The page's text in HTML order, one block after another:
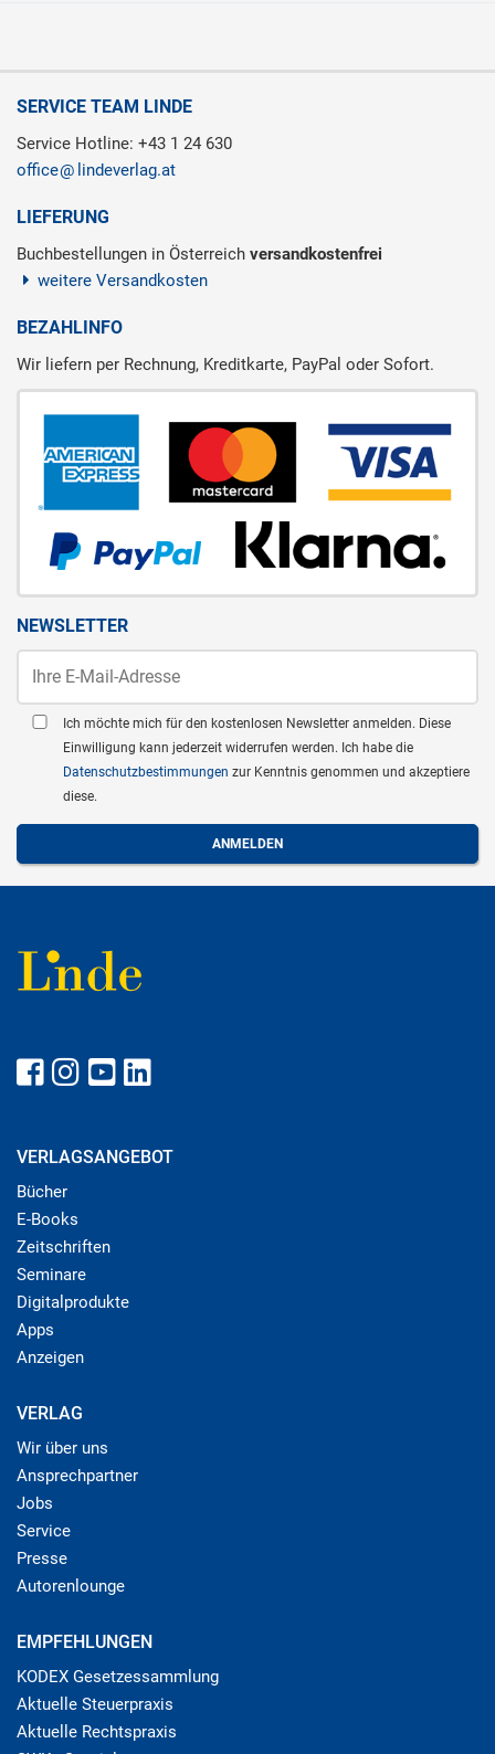
SERVICE TEAM LINDE
Service Hotline: +43 1 24 630
office
lindeverlag.at
LIEFERUNG
Buchbestellungen in Österreich versandkostenfrei
weitere Versandkosten
BEZAHLINFO
Wir liefern per Rechnung, Kreditkarte, PayPal oder Sofort.
NEWSLETTER
Ich möchte mich für den kostenlosen Newsletter anmelden. Diese
Einwilligung kann jederzeit widerrufen werden. Ich habe die
Datenschutzbestimmungen zur Kenntnis genommen und akzeptiere
diese.
VERLAGSANGEBOT
Bücher
E-Books
Zeitschriften
Seminare
Digitalprodukte
Apps
Anzeigen
VERLAG
Wir über uns
Ansprechpartner
Jobs
Service
Presse
Autorenlounge
EMPFEHLUNGEN
KODEX Gesetzessammlung
Aktuelle Steuerpraxis
Aktuelle Rechtspraxis